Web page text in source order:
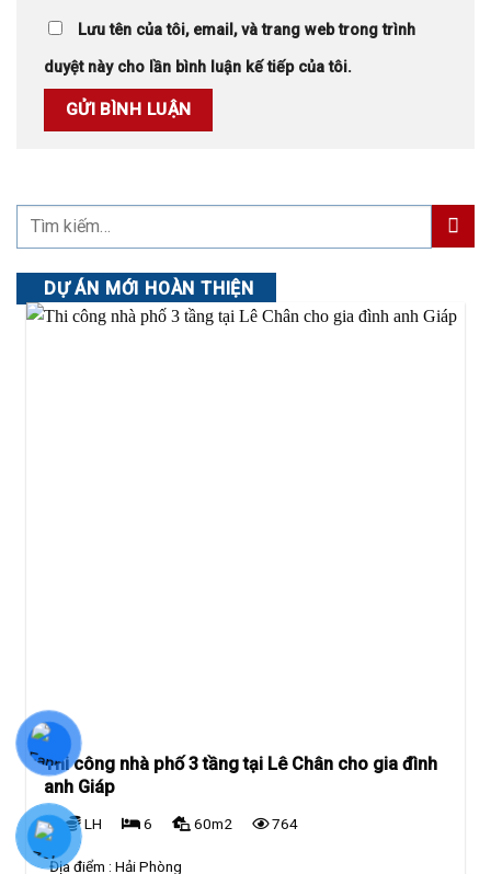
Lưu tên của tôi, email, và trang web trong trình
duyệt này cho lần bình luận kế tiếp của tôi.
DỰ ÁN MỚI HOÀN THIỆN
Thi công nhà phố 3 tầng tại Lê Chân cho gia đình
anh Giáp
LH 6 60m2 764
Địa điểm :Hải Phòng